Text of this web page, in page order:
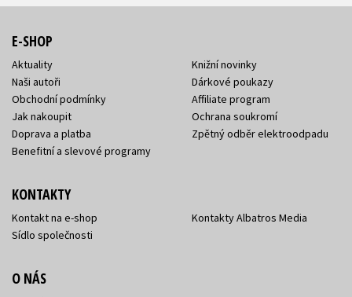
E-SHOP
Aktuality
Naši autoři
Obchodní podmínky
Jak nakoupit
Doprava a platba
Benefitní a slevové programy
Knižní novinky
Dárkové poukazy
Affiliate program
Ochrana soukromí
Zpětný odběr elektroodpadu
KONTAKTY
Kontakt na e-shop
Sídlo společnosti
Kontakty Albatros Media
O NÁS